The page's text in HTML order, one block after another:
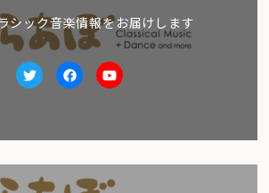
シック音楽情報をお届けします
TwitterfacebookYoutube